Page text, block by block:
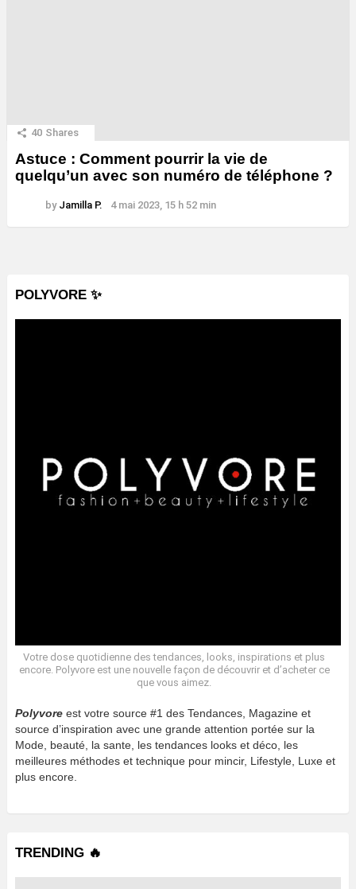
40 Shares
Astuce : Comment pourrir la vie de
quelqu’un avec son numéro de téléphone ?
by Jamilla P. 4 mai 2023, 15 h 52 min
POLYVORE ✨
Votre dose quotidienne des tendances, looks, inspirations et plus
encore. Polyvore est une nouvelle façon de découvrir et d’acheter ce
que vous aimez.
Polyvore est votre source #1 des Tendances, Magazine et
source d’inspiration avec une grande attention portée sur la
Mode, beauté, la sante, les tendances looks et déco, les
meilleures méthodes et technique pour mincir, Lifestyle, Luxe et
plus encore.
TRENDING 🔥